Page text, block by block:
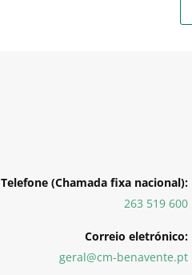
Telefone (Chamada fixa nacional):
263 519 600
Correio eletrónico:
geral@cm-benavente.pt